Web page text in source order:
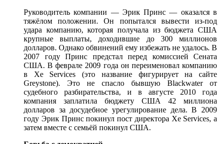
Руководитель компании — Эрик Принс — оказался в
тяжёлом положении. Он попытался вывести из-под
удара компанию, которая получала из бюджета США
крупные выплаты, доходившие до 300 миллионов
долларов. Однако обвинений ему избежать не удалось. В
2007 году Принс предстал перед комиссией Сената
США. В феврале 2009 года он переименовал компанию
в Xе Services (это название фигурирует на сайте
Greystone). Это не спасло бывшую Blackwater от
судебного разбирательства, и в августе 2010 года
компания заплатила бюджету США 42 миллиона
долларов за досудебное урегулирование дела. В 2009
году Эрик Принс покинул пост директора Xe Services, а
затем вместе с семьёй покинул США.